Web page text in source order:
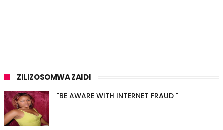
ZILIZOSOMWA ZAIDI
"BE AWARE WITH INTERNET FRAUD "